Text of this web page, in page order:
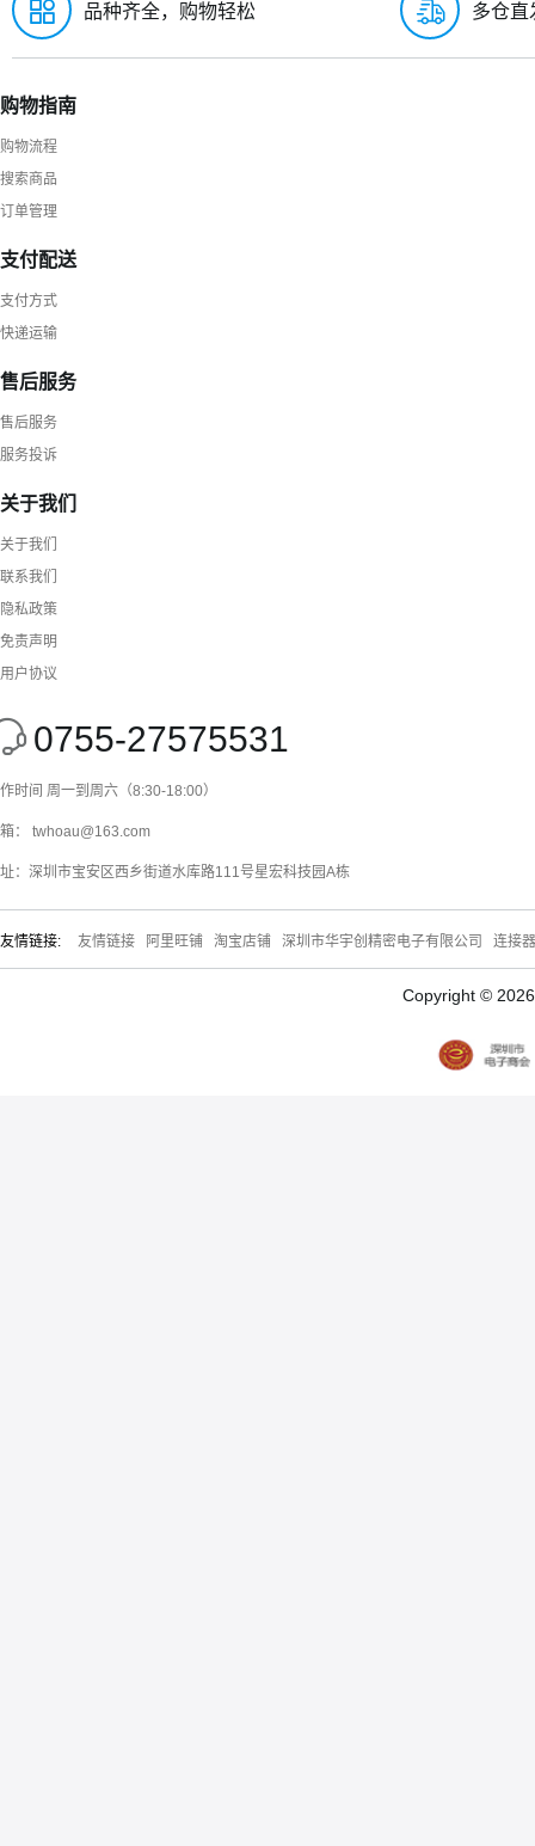
品种齐全，购物轻松 多仓直
购物指南
购物流程
搜索商品
订单管理
支付配送
支付方式
快递运输
售后服务
售后服务
服务投诉
关于我们
关于我们
联系我们
隐私政策
免责声明
用户协议
0755-27575531
时间 周一到周六（8:30-18:00）
： twhoau@163.com
：深圳市宝安区西乡街道水库路111号星宏科技园A栋
友情链接: 友情链接 阿里旺铺 淘宝店铺 深圳市华宇创精密电子有限公司 连接
Copyright ©